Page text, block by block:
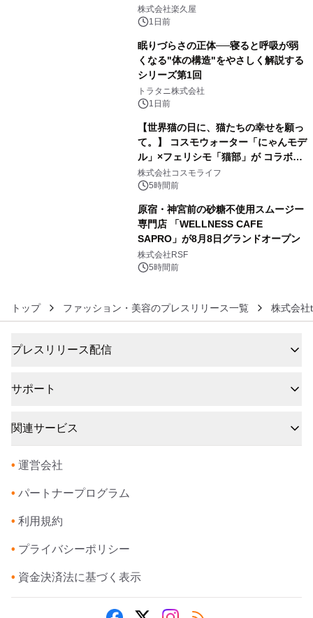
メニューを提供
株式会社楽久屋
1日前
眠りづらさの正体──寝ると呼吸が弱
くなる"体の構造"をやさしく解説する
シリーズ第1回
トラタニ株式会社
1日前
【世界猫の日に、猫たちの幸せを願っ
て。】 コスモウォーター「にゃんモデ
ル」×フェリシモ「猫部」が コラボキ
ャンペーンを実施
株式会社コスモライフ
5時間前
原宿・神宮前の砂糖不使用スムージー
専門店 「WELLNESS CAFE
SAPRO」が8月8日グランドオープン
株式会社RSF
5時間前
トップ ファッション・美容のプレスリリース一覧 株式会社
プレスリリース配信
サポート
関連サービス
• 運営会社
• パートナープログラム
• 利用規約
• プライバシーポリシー
• 資金決済法に基づく表示